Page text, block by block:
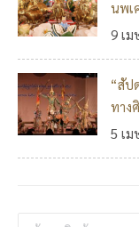
นพเ
9 เม
“สัป
ทาง
5 เม